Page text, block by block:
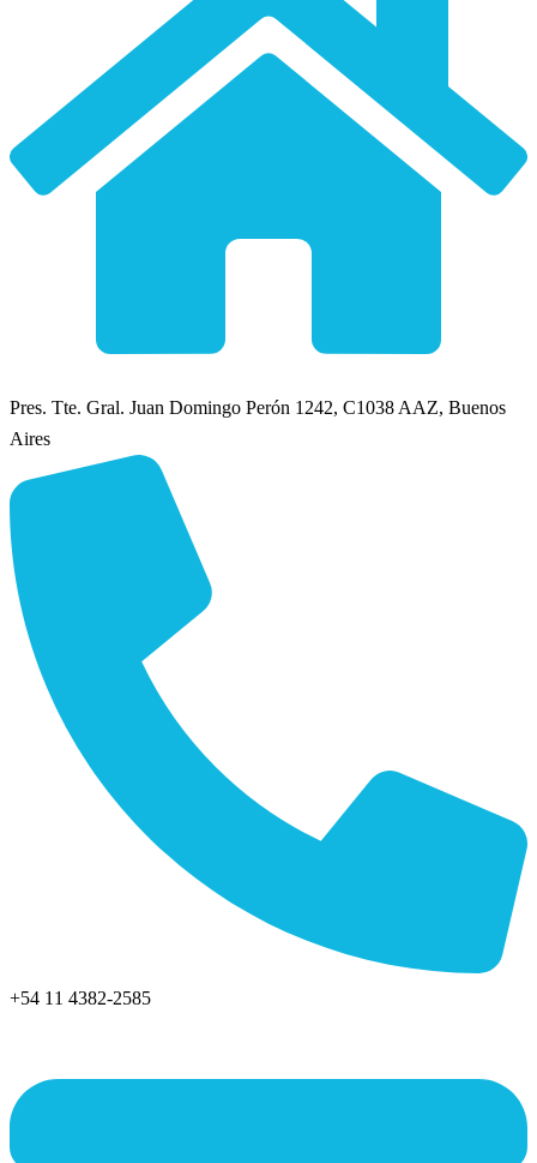
Pres. Tte. Gral. Juan Domingo Perón 1242, C1038 AAZ, Buenos
Aires
+54 11 4382-2585